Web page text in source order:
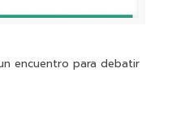
encuentro para debatir